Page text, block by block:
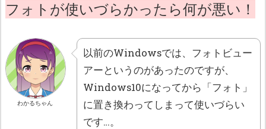
フォトが使いづらかったら何が悪い！
わかるちゃん
以前のWindowsでは、フォトビュー
アーというのがあったのですが、
Windows10になってから「フォト」
に置き換わってしまって使いづらい
です…。